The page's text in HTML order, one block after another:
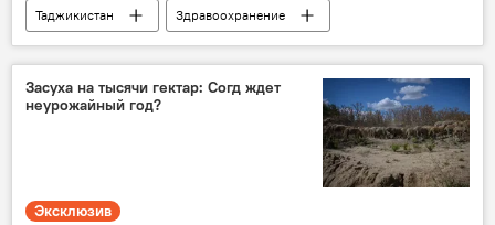
Таджикистан
Здравоохранение
Минздрав Таджикистана
Общество
Засуха на тысячи гектар: Согд ждет
неурожайный год?
Эксклюзив